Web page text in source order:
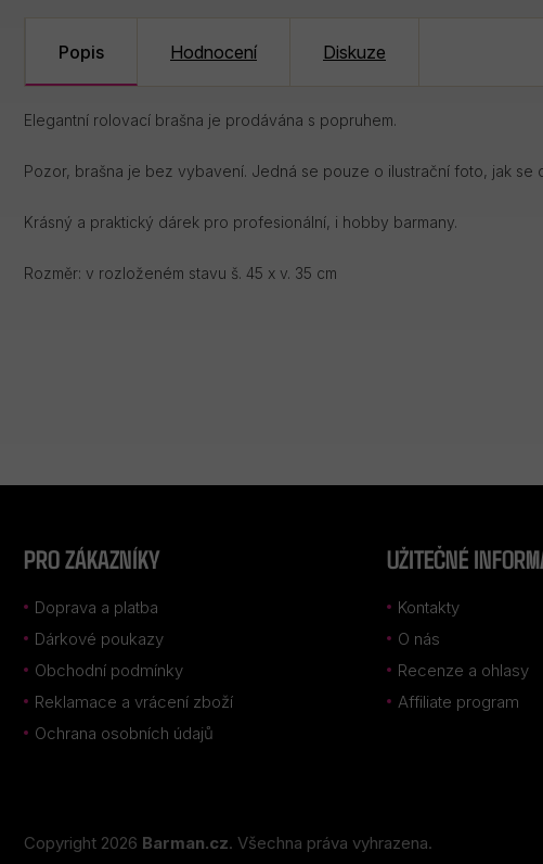
Popis Hodnocení Diskuze
Elegantní rolovací brašna je prodávána s popruhem.
Pozor, brašna je bez vybavení. Jedná se pouze o ilustrační foto, jak se
Krásný a praktický dárek pro profesionální, i hobby barmany.
Rozměr: v rozloženém stavu š. 45 x v. 35 cm
PRO ZÁKAZNÍKY
Doprava a platba
Dárkové poukazy
Obchodní podmínky
Reklamace a vrácení zboží
Ochrana osobních údajů
UŽITEČNÉ
Kontakty
O nás
Recenze a ohlasy
Affiliate program
Copyright 2026 Barman.cz. Všechna práva vyhrazena.